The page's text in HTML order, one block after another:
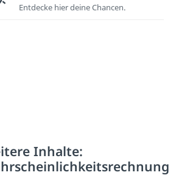
Entdecke hier deine Chancen.
Inhalte: